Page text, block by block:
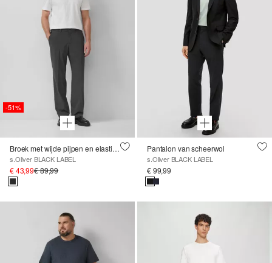
-51%
Broek met wijde pijpen en elastische tailleband van gevlekte stretchstof
s.Oliver BLACK LABEL
€ 43,99€ 89,99
Pantalon van scheerwol
s.Oliver BLACK LABEL
€ 99,99